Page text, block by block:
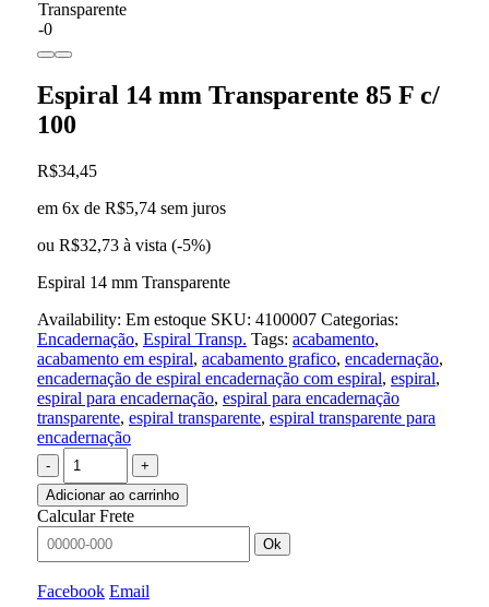
Espiral 14 mm Transparente 85 F c/
100
R$34,45
em 6x de R$5,74 sem juros
ou R$32,73 à vista (-5%)
Espiral 14 mm Transparente
Availability: Em estoque SKU: 4100007 Categorias:
Encadernação, Espiral Transp. Tags: acabamento,
acabamento em espiral, acabamento grafico, encadernação,
encadernação de espiral encadernação com espiral, espiral,
espiral para encadernação, espiral para encadernação
transparente, espiral transparente, espiral transparente para
encadernação
-
+
Adicionar ao carrinho
Calcular Frete
Ok
Facebook Email